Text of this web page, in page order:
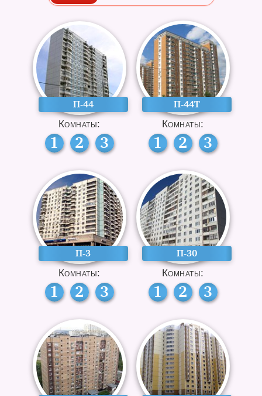
П-44
Комнаты:
1 2 3
П-44Т
Комнаты:
1 2 3
П-3
Комнаты:
1 2 3
П-30
Комнаты:
1 2 3